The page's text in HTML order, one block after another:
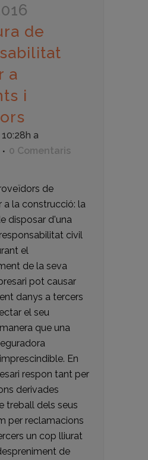
de
a
i
a
0 Comentaris
de
a la construcció: la
disposar d'una
civil
el
de la seva
pot causar
danys a tercers
el seu
que una
En
respon tant per
derivades
treball dels seus
per reclamacions
un cop lliurat
de